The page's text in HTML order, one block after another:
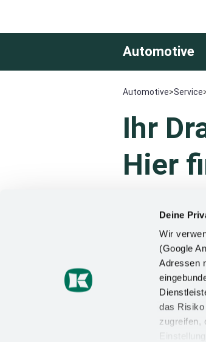
Deine
Wir
(Google
Adressen
das
zugreifen,
Automotive
Automotive>Service
Ihr
Hier
Wir sind für Sie
wenn Sie das
Mindener Str. 208
49152 Bad Essen